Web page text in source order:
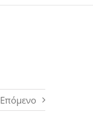
Επόμενο